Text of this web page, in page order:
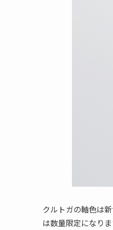
クルトガの軸色は
は数量限定になり